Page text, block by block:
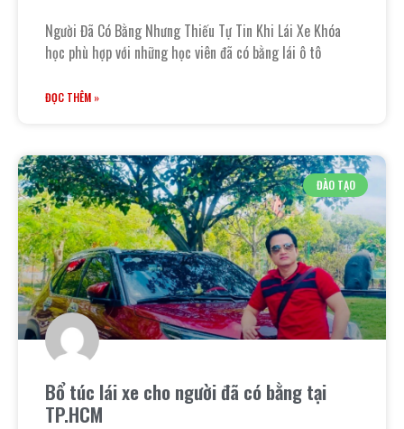
Người Đã Có Bằng Nhưng Thiếu Tự Tin Khi Lái Xe Khóa
học phù hợp với những học viên đã có bằng lái ô tô
ĐỌC THÊM »
ĐÀO TẠO
Bổ túc lái xe cho người đã có bằng tại
TP.HCM